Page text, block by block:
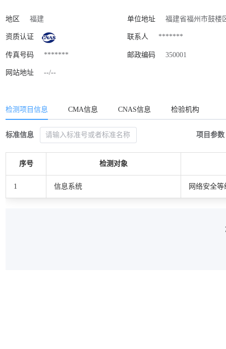
地区 福建 单位地址 福建省福州市鼓楼
资质认证 联系人 *******
传真号码 ******* 邮政编码 350001
网站地址 --/--
检测项目信息 CMA信息 CNAS信息 检验机构
标准信息 项目参数
序号 检测对象
1 信息系统 网络安全